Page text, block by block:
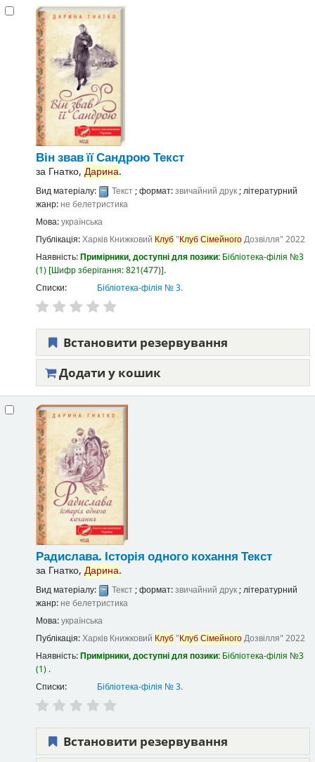
Він звав її Сандрою Текст
за Гнатко, Дарина.
Вид матеріалу: Текст; формат:звичайний друк; літературний
жанр:не белетристика
Мова:українська
Публікація:Харків Книжковий Клуб"КлубСімейногоДозвілля" 2022
Наявність:Примірники, доступні для позики: Бібліотека-філія №3
(1) Шифр зберігання:821(477) .
Списки:
Бібліотека-філія № 3.
Встановити резервування
Додати у кошик
Радислава. Історія одного кохання Текст
за Гнатко, Дарина.
Вид матеріалу: Текст; формат:звичайний друк; літературний
жанр: не белетристика
Мова:українська
Публікація:Харків Книжковий Клуб"КлубСімейногоДозвілля" 2022
Наявність:Примірники, доступні для позики: Бібліотека-філія №3
(1) .
Списки:
Бібліотека-філія № 3.
Встановити резервування